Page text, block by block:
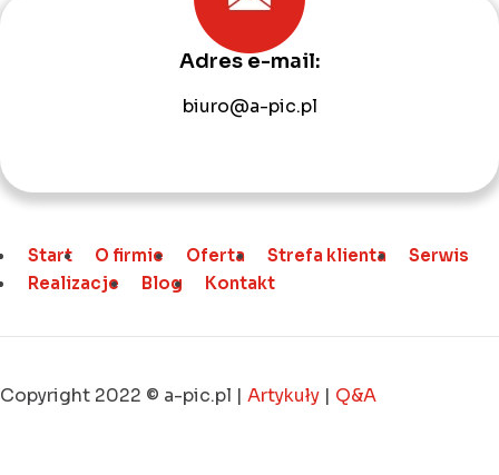
Adres e-mail:
biuro@a-pic.pl
Start O firmie Oferta Strefa klienta
Serwis
Realizacje
Blog Kontakt
Copyright 2022 © a-pic.pl | Artykuły | Q&A